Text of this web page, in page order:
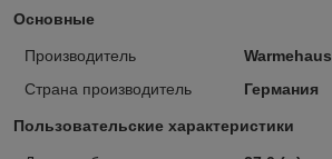
Основные
Производитель
Warmehaus
Страна производитель
Германия
Пользовательские характеристики